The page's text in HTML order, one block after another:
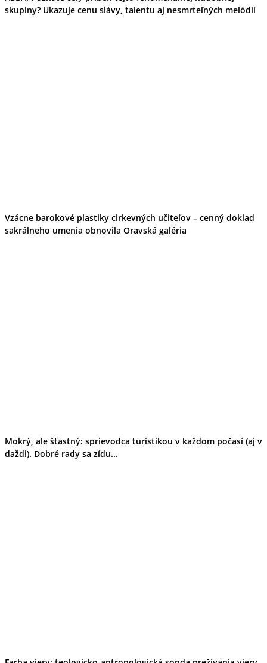
Víno
Gastro
Kaviarne
Kultúra a tradície
skupiny? Ukazuje cenu slávy, talentu aj nesmrteľných melódií
Vzácne barokové plastiky cirkevných učiteľov – cenný doklad
sakrálneho umenia obnovila Oravská galéria
Mokrý, ale šťastný: sprievodca turistikou v každom počasí (aj v
daždi). Dobré rady sa zídu...